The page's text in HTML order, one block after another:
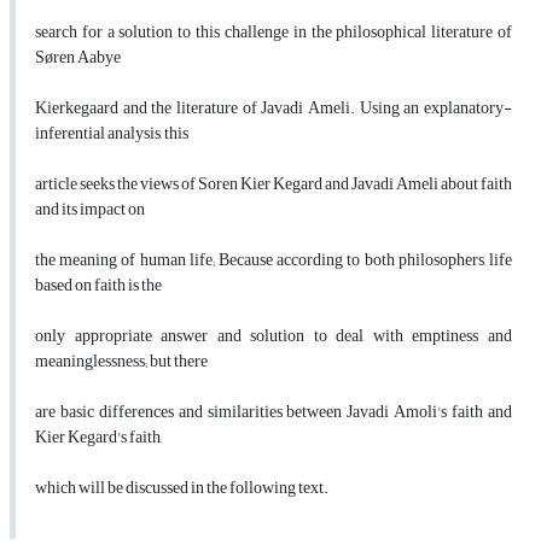
search for a solution to this challenge in the philosophical literature of
Søren Aabye
Kierkegaard and the literature of Javadi Ameli. Using an explanatory-
inferential analysis, this
article seeks the views of Soren Kier Kegard and Javadi Ameli about faith
and its impact on
the meaning of human life; Because according to both philosophers, life
based on faith is the
only appropriate answer and solution to deal with emptiness and
meaninglessness; but there
are basic differences and similarities between Javadi Amoli's faith and
Kier Kegard's faith,
which will be discussed in the following text.